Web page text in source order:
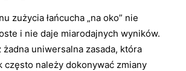
zużycia łańcucha „na oko” nie
i nie daje miarodajnych wyników.
uniwersalna zasada, która
często należy dokonywać zmiany